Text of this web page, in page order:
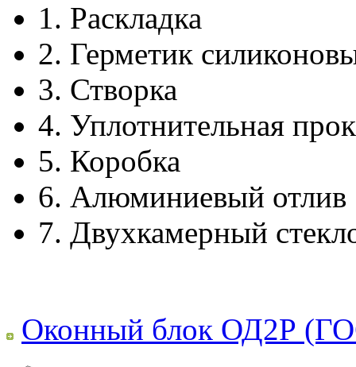
1. Раскладка
2. Герметик
3. Створка
4. Уплотнительная
5. Коробка
6. Алюминиевый отлив
7. Двухкамерный
Оконный блок ОД2Р